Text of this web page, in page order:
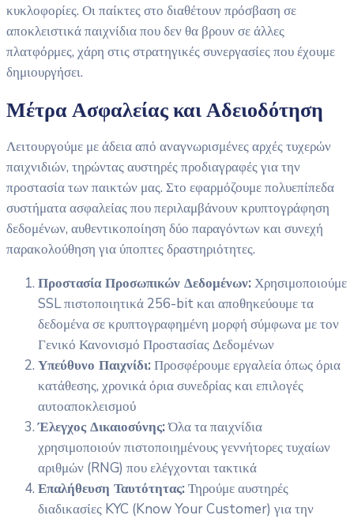
κυκλοφορίες. Οι παίκτες στο διαθέτουν πρόσβαση σε
αποκλειστικά παιχνίδια που δεν θα βρουν σε άλλες
πλατφόρμες, χάρη στις στρατηγικές συνεργασίες που έχουμε
δημιουργήσει.
Μέτρα Ασφαλείας και Αδειοδότηση
Λειτουργούμε με άδεια από αναγνωρισμένες αρχές τυχερών
παιχνιδιών, τηρώντας αυστηρές προδιαγραφές για την
προστασία των παικτών μας. Στο εφαρμόζουμε πολυεπίπεδα
συστήματα ασφαλείας που περιλαμβάνουν κρυπτογράφηση
δεδομένων, αυθεντικοποίηση δύο παραγόντων και συνεχή
παρακολούθηση για ύποπτες δραστηριότητες.
Προστασία Προσωπικών Δεδομένων: Χρησιμοποιούμε
SSL πιστοποιητικά 256-bit και αποθηκεύουμε τα
δεδομένα σε κρυπτογραφημένη μορφή σύμφωνα με τον
Γενικό Κανονισμό Προστασίας Δεδομένων
Υπεύθυνο Παιχνίδι: Προσφέρουμε εργαλεία όπως όρια
κατάθεσης, χρονικά όρια συνεδρίας και επιλογές
αυτοαποκλεισμού
Έλεγχος Δικαιοσύνης:Όλα τα παιχνίδια
χρησιμοποιούν πιστοποιημένους γεννήτορες τυχαίων
αριθμών (RNG) που ελέγχονται τακτικά
Επαλήθευση Ταυτότητας: Τηρούμε αυστηρές
διαδικασίες KYC (Know Your Customer) για την